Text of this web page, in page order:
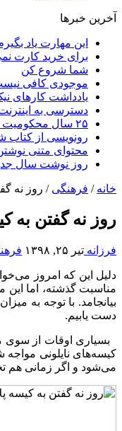
آخرین خبرها
این مهارت یاد
برای خرید کارت
شما شروع کن
موجودی کافی
یادداشت کارهای
دسترسی به
۲۵ سال محکومیت برای نوشتن یادداشت روزانه
رونویسی از
محتوای متنی نوشتن از ۱۰
روز نوشت سال
خانه / فرهنگی / روز نه
روز نه گفتن به
فرزانه تیر ۲۵, ۱۳۹۸
دلیل این که امروز
مناسبت گذشته، اما
بیانجامد. با توجه به
دست یابیم.
بسیاری اوقات از سوی
کیسه‌های نایلونی مواجه
می‌شود و اگر زمانی هم تجزیه شود ۲۰۰ الی ۳۰۰ سال زمان